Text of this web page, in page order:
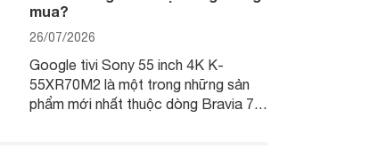
mua?
26/07/2026
Google tivi Sony 55 inch 4K K-
55XR70M2 là một trong những sản
phẩm mới nhất thuộc dòng Bravia 7 II